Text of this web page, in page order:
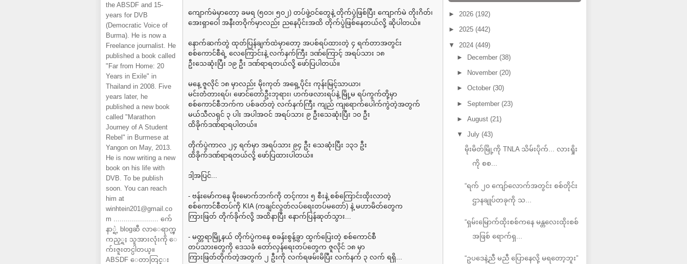
the ABSDF and 15-
years for DVB
(Democratic Voice of
Burma). He is now a
Freelance journalist. He
published a book called
"Far from Home: 20
Years in Exile" in
Thailand in 2008. Five
years later, he
published a new book
called "Marathon
Journey of A Student
Rebel" in Burmese at
Yangon on May, 2013.
He is now writing a new
book on his life with
DVB. To be publish
soon. You can reach
him at
winhtein201@gmail.co
m ...................... က်ေ
နာ္ရဲ့ blogဆီ လာေရာက္ၾ
ကည့္ရႈ သူအားလုံးကို ေ
က်းဇူးတင္ပါတယ္။
ABSDF ေတာတြင္း
ကျောက်မဲမှာတော့ ခမရ (၅၀၁၊ ၅၀၂) တပ်ဖွဲ့ဝင်တွေနဲ့ တိုက်ပွဲဖြစ်ပြီး ကျောက်မဲ တိုးဂိတ်၊
အေးရှာဝေါ အနီးတဝိုက်မှာလည်း ညနေပိုင်းအထိ တိုက်ပွဲဖြစ်နေတယ်လို့ ဆိုပါတယ်။
နောက်ဆက်တွဲ ထုတ်ပြန်ချက်ထဲမှာတော့ အပစ်ရပ်ထားတဲ့ ၄ ရက်တာအတွင်း
စစ်ကောင်စီရဲ့ လေကြောင်းနဲ့ လက်နက်ကြီး ဒဏ်ကြောင့် အရပ်သား ၁၈
ဦးသေဆုံးပြီး ၁၉ ဦး ဒဏ်ရာရတယ်လို့ ဖော်ပြပါတယ်။
မနေ့ ဇူလိုင် ၁၈ မှာလည်း မိုးကုတ် အရှေ့ပိုင်း ကုန်းမြင့်သာယာ၊
မင်းတံတားရပ်၊ ဖောင်တော်ဦးဘုရား၊ ဟက်ဖလားရပ်နဲ့ မြို့မ ရပ်ကွက်တို့မှာ
စစ်ကောင်စီဘက်က ပစ်ခတ်တဲ့ လက်နက်ကြီး ကျည် ကျရောက်ပေါက်ကွဲတဲ့အတွက်
မယ်သီလရှင် ၃ ပါး အပါအဝင် အရပ်သား ၉ ဦးသေဆုံးပြီး ၁၀ ဦး
ထိခိုက်ဒဏ်ရာရပါတယ်။
တိုက်ပွဲကာလ ၂၄ ရက်မှာ အရပ်သား ၉၄ ဦး သေဆုံးပြီး ၁၃၁ ဦး
ထိခိုက်ဒဏ်ရာရတယ်လို့ ဖော်ပြထားပါတယ်။
ဒါ့အပြင်...
- ဗန်းမော်ကနေ မိုးမောက်ဘက်ကို တင့်ကား ၅ စီးနဲ့ စစ်ကြောင်းထိုးလာတဲ့
စစ်ကောင်စီတပ်ကို KIA (ကချင်လွတ်လပ်ရေးတပ်မတော်) နဲ့ မဟာမိတ်တွေက
ကြားဖြတ် တိုက်ခိုက်လို့ အထိနာပြီး နောက်ပြန်ဆုတ်သွား...
- မတ္တရာမြို့နယ် တိုက်ပွဲကနေ စခန်းစွန့်ခွာ ထွက်ပြေးတဲ့ စစ်ကောင်စီ
တပ်သားတွေကို ဒေသခံ တော်လှန်ရေးတပ်တွေက ဇူလိုင် ၁၈ မှာ
ကြားဖြတ်တိုက်တဲ့အတွက် ၂ ဦးကို လက်ရဖမ်းမိပြီး လက်နက် ၃ လက် ရရှိ...
► 2026 (192)
► 2025 (442)
▼ 2024 (449)
►
December (38)
► November (20)
► October (30)
► September (23)
► August (21)
▼ July (43)
မိုးမိတ်မြို့ကို TNLA သိမ်းပိုက်... လားရှိုး
ကို စစ...
“ရက် ၂၀ ကျော်လောက်အတွင်း စစ်တိုင်း
ဌာနချုပ်တခုကို သ...
“ရှမ်းမြောက်ထိုးစစ်ကနေ မန္တလေးထိုးစစ်
အဖြစ် ရောက်ရှ...
“ဥပဒေနဲ့ညီ မညီ ပြောနေလို့ မရတော့ဘူး”